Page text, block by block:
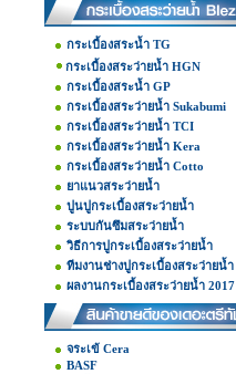
กระเบื้องสระน้ำ TG
กระเบื้องสระว่ายน้ำ HGN
กระเบื้องสระน้ำ GP
กระเบื้องสระว่ายน้ำ Sukabumi
กระเบื้องสระว่ายน้ำ TCI
กระเบื้องสระว่ายน้ำ Kera
กระเบื้องสระว่ายน้ำ Cotto
ยาแนวสระว่ายน้ำ
ปูนปูกระเบื้องสระว่ายน้ำ
ระบบกันซึมสระว่ายน้ำ
วิธีการปูกระเบื้องสระว่ายน้ำ
ทีมงานช่างปูกระเบื้องสระว่ายน้ำ
ผลงานกระเบื้องสระว่ายน้ำ 2017
จระเข้ Cera
BASF